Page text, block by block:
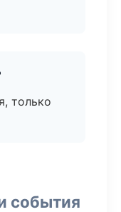
только
события